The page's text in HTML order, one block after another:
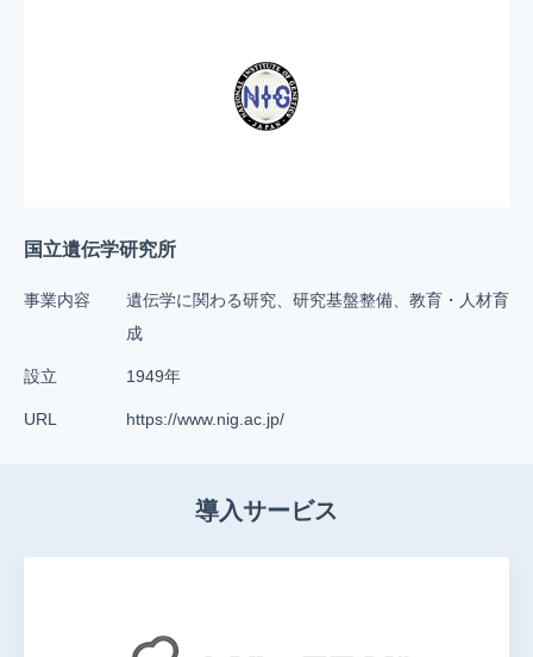
国立遺伝学研究所
事業内容
遺伝学に関わる研究、研究基盤整備、教育・人材育
成
設立 1949年
URL https://www.nig.ac.jp/
導入サービス